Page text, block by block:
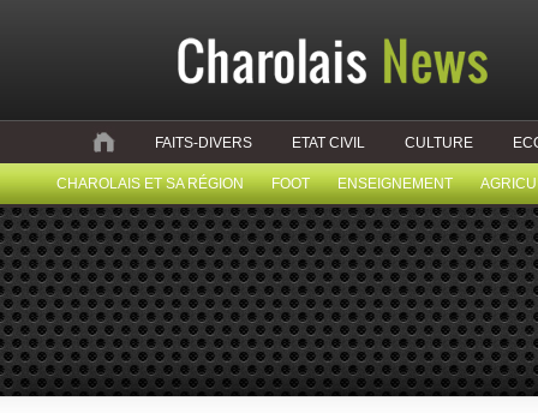
FAITS-DIVERS ETAT CIVIL CULTURE
CHAROLAIS ET SA RÉGION FOOT ENSEIGNEMENT